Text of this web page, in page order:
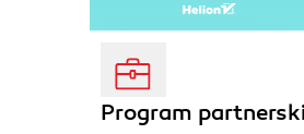
Program